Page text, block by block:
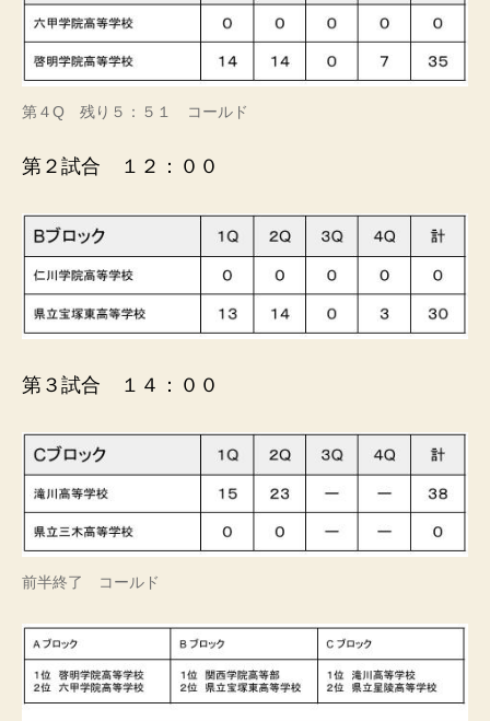
第４Q 残り５：５１ コールド
第２試合 １２：００
第３試合 １４：００
前半終了 コールド